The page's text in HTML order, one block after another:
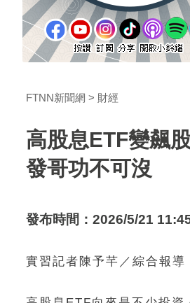
FTNN新聞網 財經
高股息ETF變飆
發哥功不可沒
發布時間：2026/5/21
實習記者陳予芊／綜合報導